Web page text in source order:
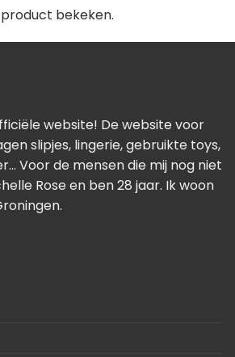
bekeken.
website! De website voor
slipjes, lingerie, gebruikte toys,
Voor de mensen die mij nog niet
Rose en ben 28 jaar. Ik woon